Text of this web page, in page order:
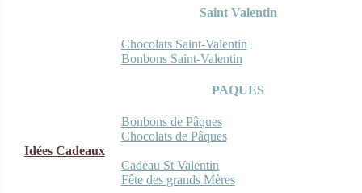
Saint Valentin
Chocolats Saint-Valentin
Bonbons Saint-Valentin
PAQUES
Bonbons de Pâques
Chocolats de Pâques
Idées Cadeaux
Cadeau St Valentin
Fête des grands Mères